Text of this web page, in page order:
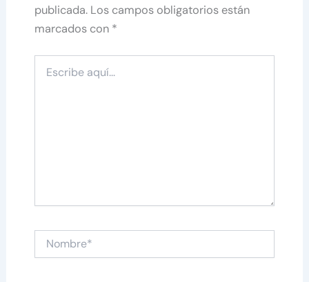
publicada. Los campos obligatorios están
marcados con *
aquí...
Nombre*